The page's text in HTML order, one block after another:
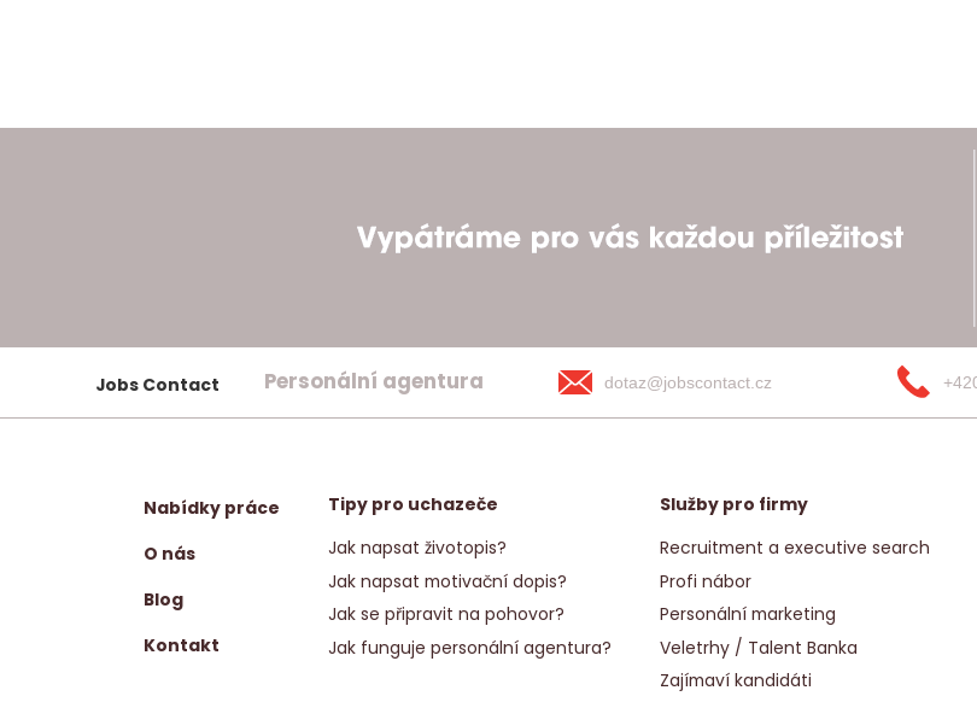
Jobs Contact Personální agentura dotaz@jobscontact.cz
Nabídky práce
O nás
Blog
Kontakt
Tipy pro uchazeče
Jak napsat životopis?
Jak napsat motivační dopis?
Jak se připravit na pohovor?
Jak funguje personální agentura?
Služby pro firmy
Recruitment a executive search
Profi nábor
Personální marketing
Veletrhy / Talent Banka
Zajímaví kandidáti